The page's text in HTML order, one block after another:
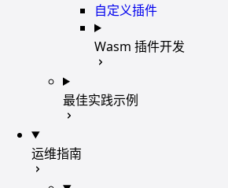
自定义插件
Wasm 插件开发
最佳实践示例
运维指南